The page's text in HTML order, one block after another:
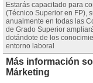
Estarás capacitado para
(Técnico Superior en FP),
anualmente en todas las
de Grado Superior
dotándote de los
entorno laboral
Más información
Márketing